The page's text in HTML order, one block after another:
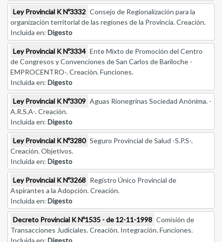
Ley Provincial K Nº3332 Consejo de Regionalización para la
organización territorial de las regiones de la Provincia. Creación.
Incluida en: Digesto
Ley Provincial K Nº3334 Ente Mixto de Promoción del Centro
de Congresos y Convenciones de San Carlos de Bariloche -
EMPROCENTRO-. Creación. Funciones.
Incluida en: Digesto
Ley Provincial K Nº3309 Aguas Rionegrinas Sociedad Anónima. -
A.R.S.A-. Creación.
Incluida en: Digesto
Ley Provincial K Nº3280 Seguro Provincial de Salud -S.P.S-.
Creación. Objetivos.
Incluida en: Digesto
Ley Provincial K Nº3268 Registro Único Provincial de
Aspirantes a la Adopción. Creación.
Incluida en: Digesto
Decreto Provincial K Nº1535 - de 12-11-1998 Comisión de
Transacciones Judiciales. Creación. Integración. Funciones.